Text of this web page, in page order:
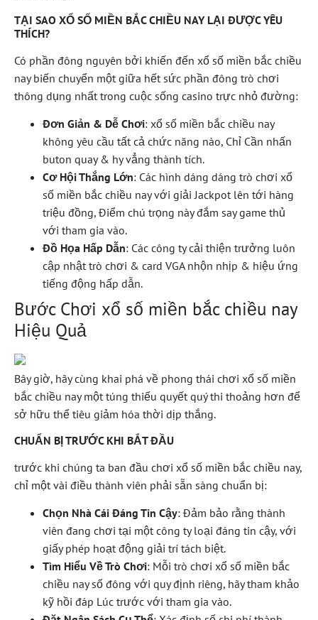
TẠI SAO XỔ SỐ MIỀN BẮC CHIỀU NAY LẠI ĐƯỢC YÊU
THÍCH?
Có phần đông nguyên bởi khiến đến xổ số miền bắc chiều
nay biến chuyển một giữa hết sức phần đông trò chơi
thông dụng nhất trong cuộc sống casino trực nhỏ đường:
Đơn Giản & Dễ Chơi: xổ số miền bắc chiều nay
không yêu cầu tất cả chức năng nào, Chỉ Cần nhấn
buton quay & hy vẳng thành tích.
Cơ Hội Thắng Lớn: Các hình dáng dáng trò chơi xổ
số miền bắc chiều nay với giải Jackpot lên tới hàng
triệu đồng, Điểm chú trọng này đắm say game thủ
với tham gia vào.
Đồ Họa Hấp Dẫn: Các công ty cải thiện trưởng luôn
cập nhật trò chơi & card VGA nhộn nhịp & hiệu ứng
tiếng động hấp dẫn.
Bước Chơi xổ số miền bắc chiều nay
Hiệu Quả
Bây giờ, hãy cùng khai phá về phong thái chơi xổ số miền
bắc chiều nay một túng thiếu quyết quý thi thoảng hơn để
sở hữu thể tiêu giảm hóa thời dịp thắng.
CHUẨN BỊ TRƯỚC KHI BẮT ĐẦU
trước khi chúng ta ban đầu chơi xổ số miền bắc chiều nay,
chỉ một vài điều thành viên phải sẵn sàng chuẩn bị:
Chọn Nhà Cái Đáng Tin Cậy: Đảm bảo rằng thành
viên đang chơi tại một công ty loại đáng tin cậy, với
giấy phép hoạt động giải trí tách biệt.
Tìm Hiểu Về Trò Chơi: Mỗi trò chơi xổ số miền bắc
chiều nay số đông với quy định riêng, hãy tham khảo
kỹ hồi đáp Lúc trước với tham gia vào.